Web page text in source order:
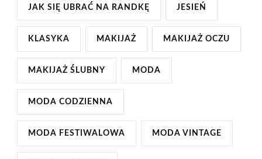
JAK SIĘ UBRAĆ NA RANDKĘ JESIEŃ
KLASYKA MAKIJAŻ MAKIJAŻ OCZU
MAKIJAŻ ŚLUBNY MODA
MODA CODZIENNA
MODA FESTIWALOWA MODA VINTAGE